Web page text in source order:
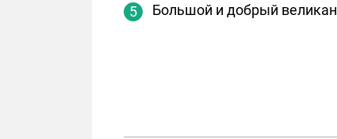
Большой и добрый великан